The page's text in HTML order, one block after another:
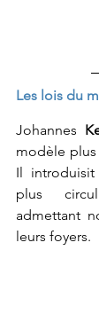
Les lois du
Johannes
modèle
Il
plus
admettant
leurs foyers.